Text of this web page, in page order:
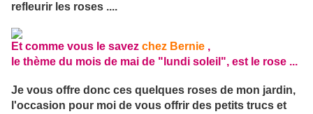
refleurir les roses ....
Et comme vous le savez chez Bernie ,
le thème du mois de mai de "lundi soleil", est le rose ...
Je vous offre donc ces quelques roses de mon jardin,
l'occasion pour moi de vous offrir des petits trucs et